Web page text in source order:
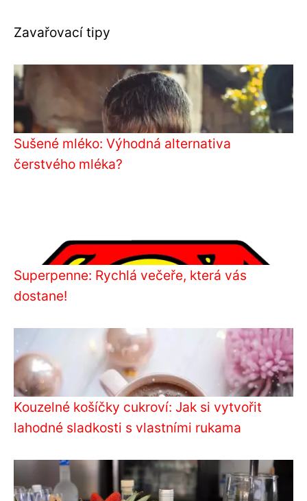
Zavařovací tipy
Sušené mléko: Výhodná alternativa
čerstvého mléka?
Superpenne: Rychlá večeře, která vás
dostane!
Kouzelné košíčky cukroví: Jak si vytvořit
lahodné sladkosti s vlastními rukama